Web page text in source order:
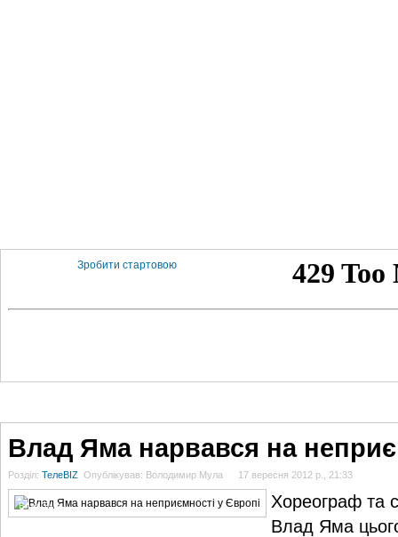
Зробити стартовою
Влад Яма нарвався на
Розділ: ТелеBIZ Опублікував: Володимир Мула 17 вересня 2012 р., 21:33
Влад Яма
Хореограф та
Влад Яма